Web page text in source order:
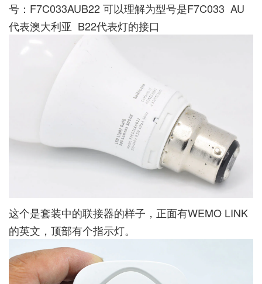
号：F7C033AUB22 可以理解为型号是F7C033 AU
代表澳大利亚 B22代表灯的接口
这个是套装中的联接器的样子，正面有WEMO LINK
的英文，顶部有个指示灯。